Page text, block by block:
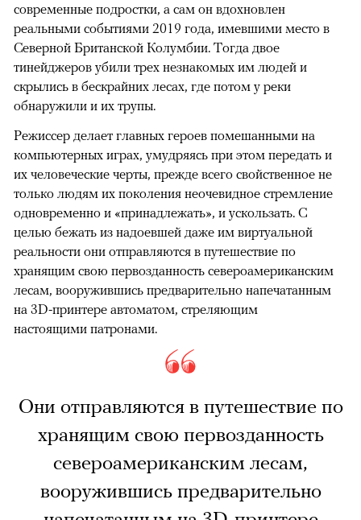
современные подростки, а сам он вдохновлен
реальными событиями 2019 года, имевшими место в
Северной Британской Колумбии. Тогда двое
тинейджеров убили трех незнакомых им людей и
скрылись в бескрайних лесах, где потом у реки
обнаружили и их трупы.
Режиссер делает главных героев помешанными на
компьютерных играх, умудряясь при этом передать и
их человеческие черты, прежде всего свойственное не
только людям их поколения неочевидное стремление
одновременно и «принадлежать», и ускользать. С
целью бежать из надоевшей даже им виртуальной
реальности они отправляются в путешествие по
хранящим свою первозданность североамериканским
лесам, вооружившись предварительно напечатанным
на 3D-принтере автоматом, стреляющим
настоящими патронами.
Они отправляются в путешествие по
хранящим свою первозданность
североамериканским лесам,
вооружившись предварительно